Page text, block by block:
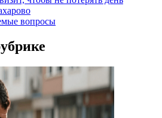
вопросы